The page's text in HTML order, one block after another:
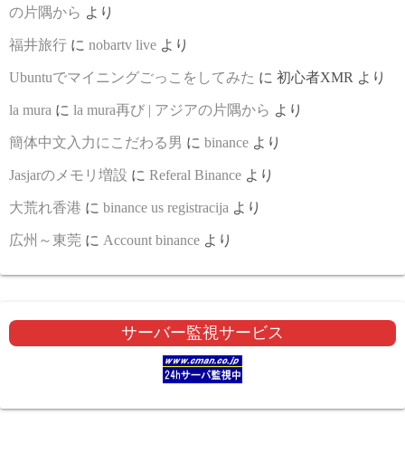
の片隅から より
福井旅行 に nobartv live より
Ubuntuでマイニングごっこをしてみた に 初心者XMR より
la mura に la mura再び | アジアの片隅から より
簡体中文入力にこだわる男 に binance より
Jasjarのメモリ増設 に Referal Binance より
大荒れ香港 に binance us registracija より
広州～東莞 に Account binance より
サーバー監視サービス